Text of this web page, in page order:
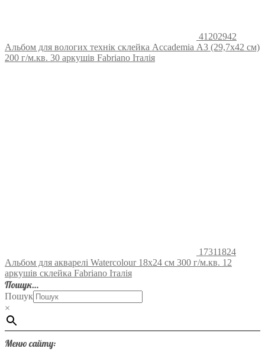
41202942
Альбом для вологих технік склейка Accademia А3 (29,7х42 см)
200 г/м.кв. 30 аркушів Fabriano Італія
17311824
Альбом для акварелі Watercolour 18х24 см 300 г/м.кв. 12
аркушів склейка Fabriano Італія
Пошук…
Пошук
×
Меню сайту: